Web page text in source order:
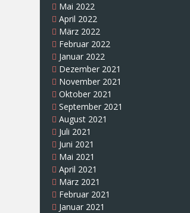
Mai 2022
April 2022
März 2022
Februar 2022
Januar 2022
Dezember 2021
November 2021
Oktober 2021
September 2021
August 2021
Juli 2021
Juni 2021
Mai 2021
April 2021
März 2021
Februar 2021
Januar 2021